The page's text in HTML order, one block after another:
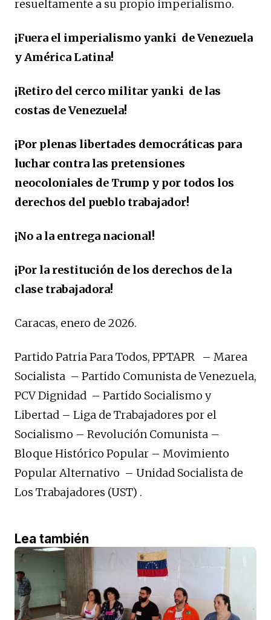
resueltamente a su propio imperialismo.
¡Fuera el imperialismo yanki de Venezuela
y América Latina!
¡Retiro del cerco militar yanki de las
costas de Venezuela!
¡Por plenas libertades democráticas para
luchar contra las pretensiones
neocoloniales de Trump y por todos los
derechos del pueblo trabajador!
¡No a la entrega nacional!
¡Por la restitución de los derechos de la
clase trabajadora!
Caracas, enero de 2026.
Partido Patria Para Todos, PPTAPR – Marea
Socialista – Partido Comunista de Venezuela,
PCV Dignidad – Partido Socialismo y
Libertad – Liga de Trabajadores por el
Socialismo – Revolución Comunista –
Bloque Histórico Popular – Movimiento
Popular Alternativo – Unidad Socialista de
Los Trabajadores (UST) .
Lea también